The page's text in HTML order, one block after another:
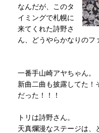
なんだが、このタ
イミングで札幌に
来てくれた詩野さ
ん、どうやらかなりのフ
一番手山崎アヤちゃん。
新曲二曲も披露してた！
だった！！！
トリは詩野さん。
天真爛漫なステージは、